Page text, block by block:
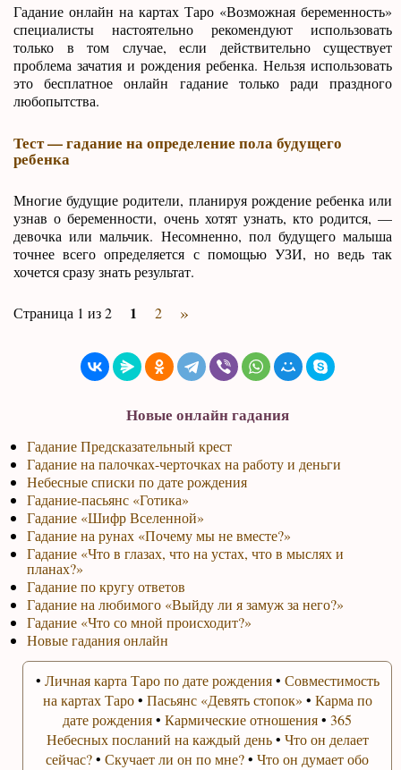
Гадание онлайн на картах Таро «Возможная беременность»
специалисты настоятельно рекомендуют использовать
только в том случае, если действительно существует
проблема зачатия и рождения ребенка. Нельзя использовать
это бесплатное онлайн гадание только ради праздного
любопытства.
Тест — гадание на определение пола будущего
ребенка
Многие будущие родители, планируя рождение ребенка или
узнав о беременности, очень хотят узнать, кто родится, —
девочка или мальчик. Несомненно, пол будущего малыша
точнее всего определяется с помощью УЗИ, но ведь так
хочется сразу знать результат.
Страница 1 из 2 1 2 »
Новые онлайн гадания
Гадание Предсказательный крест
Гадание на палочках-черточках на работу и деньги
Небесные списки по дате рождения
Гадание-пасьянс «Готика»
Гадание «Шифр Вселенной»
Гадание на рунах «Почему мы не вместе?»
Гадание «Что в глазах, что на устах, что в мыслях и
планах?»
Гадание по кругу ответов
Гадание на любимого «Выйду ли я замуж за него?»
Гадание «Что со мной происходит?»
Новые гадания онлайн
• Личная карта Таро по дате рождения• Совместимость
на картах Таро• Пасьянс «Девять стопок» • Карма по
дате рождения•Кармические отношения•365
Небесных посланий на каждый день• Что он делает
сейчас?•Скучает ли он по мне?•Что он думает обо